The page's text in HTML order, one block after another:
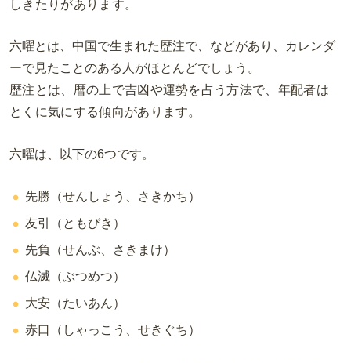
しきたりがあります。
六曜とは、中国で生まれた歴注で、などがあり、カレンダ
ーで見たことのある人がほとんどでしょう。
歴注とは、暦の上で吉凶や運勢を占う方法で、年配者は
とくに気にする傾向があります。
六曜は、以下の6つです。
先勝 （せんしょう、さきかち）
友引
（ともびき）
先負
（せんぶ、さきまけ）
仏滅 （ぶつめつ）
大安 （たいあん）
赤口
（しゃっこう、せきぐち）